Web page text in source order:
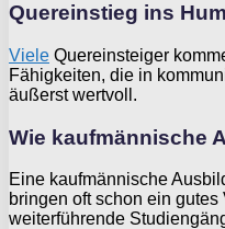
Quereinstieg ins
Viele Quereinsteiger
Fähigkeiten, die in
äußerst wertvoll.
Wie kaufmännische
Eine kaufmännische
bringen oft schon ein
weiterführende